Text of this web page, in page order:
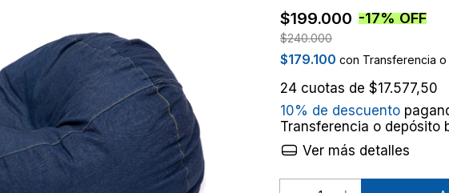
$199.000 -17%OFF
$240.000
$179.100 con Transferencia
24 cuotas de $17.577,50
10% de descuento
Transferencia o depósito
Ver más detalles